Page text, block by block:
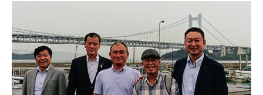
活動報告